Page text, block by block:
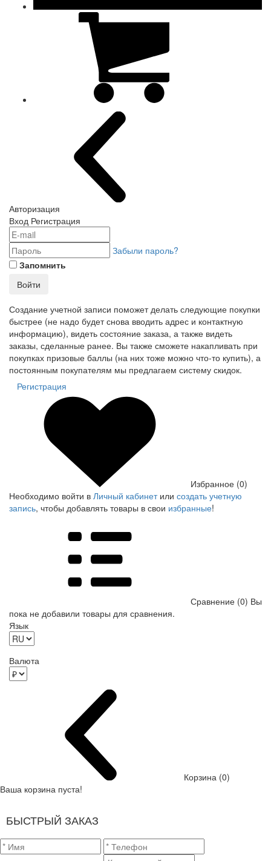
Авторизация
Вход Регистрация
Забыли пароль?
Запомнить
Войти
Создание учетной записи поможет делать следующие покупки
быстрее (не надо будет снова вводить адрес и контактную
информацию), видеть состояние заказа, а также видеть
заказы, сделанные ранее. Вы также сможете накапливать при
покупках призовые баллы (на них тоже можно что-то купить), а
постоянным покупателям мы предлагаем систему скидок.
Регистрация
Избранное (0)
Необходимо войти в Личный кабинетили создать учетную
запись, чтобы добавлять товары в свои избранные!
Сравнение (0) Вы
пока не добавили товары для сравнения.
Язык
Валюта
Корзина (0)
Ваша корзина пуста!
БЫСТРЫЙ ЗАКАЗ